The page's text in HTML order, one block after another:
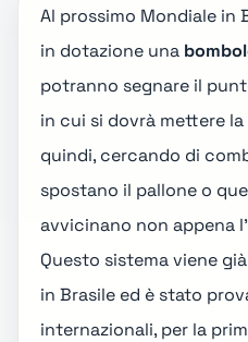
Al prossimo Mondiale in
in dotazione una
potranno segnare il
in cui si dovrà mettere
quindi, cercando di
spostano il pallone o
avvicinano non appena
Questo sistema viene
in Brasile ed è stato
internazionali, per la